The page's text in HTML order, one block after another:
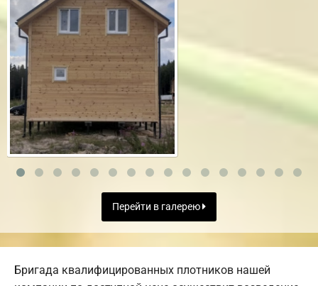
Перейти в галерею
Бригада квалифицированных плотников нашей